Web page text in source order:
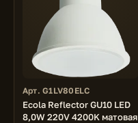
Арт. G1LV80ELC
Ecola Reflector GU10 LED
8,0W 220V 4200K матовая